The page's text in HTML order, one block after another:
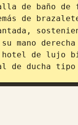
de baño
de
mano
hotel de lujo
de ducha